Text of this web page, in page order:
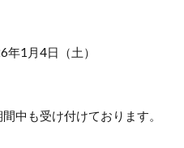
1月4日（土）
中も受け付けております。